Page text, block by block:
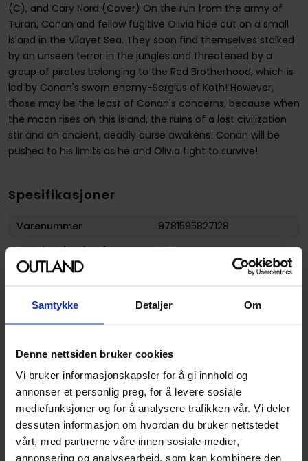
Samtykke Detaljer Om
Denne nettsiden bruker cookies
Vi bruker informasjonskapsler for å gi innhold og
annonser et personlig preg, for å levere sosiale
mediefunksjoner og for å analysere trafikken vår. Vi deler
dessuten informasjon om hvordan du bruker nettstedet
vårt, med partnerne våre innen sosiale medier,
annonsering og analysearbeid, som kan kombinere den
(C), and Cary Nord (Cover) On the run from the army of
Turan, Conan and fellow fugitive Olivia hide out on a small
island in the Vilayet Sea. They soon find themselves stalked
by an unseen terror in the jungles and threatened by a
group of pirates belonging to the Red Brotherhood, which is
led by Conan's sworn enemy-Sergius of Koth! However,
those may be the least of Conan's concerns, because when
the moon rises on this island, the ruins of a lost civilization
stir and an ancient, deadly curse awakens! Conan will be
pushed to his limits as he and Olivia fight to survive!
Spesifikasjoner
Varenummer
9781595827128
Opprinnelsesland :
USA
Format
Serie
Conan: Dark Horse Comics
Forfattere
Illustratør
Tomás Giorello
Antall Sider
160
Utgiver
Dark Horse Comics